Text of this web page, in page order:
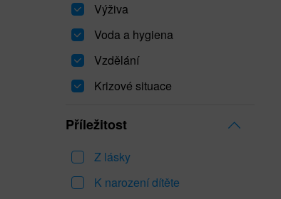
Výživa
Voda a hygiena
Vzdělání
Krizové situace
Příležitost
Z lásky
K narození dítěte